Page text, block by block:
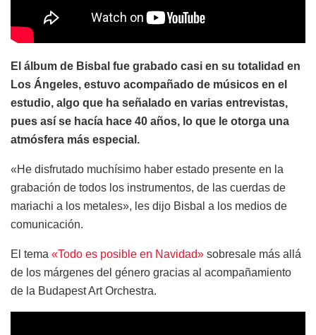
El álbum de Bisbal fue grabado casi en su totalidad en
Los Ángeles, estuvo acompañado de músicos en el
estudio, algo que ha señalado en varias entrevistas,
pues así se hacía hace 40 años, lo que le otorga una
atmósfera más especial.
«He disfrutado muchísimo haber estado presente en la
grabación de todos los instrumentos, de las cuerdas de
mariachi a los metales», les dijo Bisbal a los medios de
comunicación.
El tema «Todo es posible en Navidad» sobresale más allá
de los márgenes del género gracias al acompañamiento
de la Budapest Art Orchestra.